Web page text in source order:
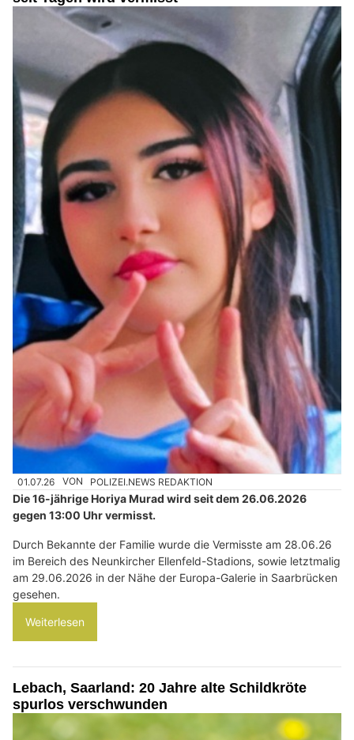
01.07.26 VON POLIZEI.NEWS REDAKTION
Die 16-jährige Horiya Murad wird seit dem 26.06.2026
gegen 13:00 Uhr vermisst.
Durch Bekannte der Familie wurde die Vermisste am 28.06.26
im Bereich des Neunkircher Ellenfeld-Stadions, sowie letztmalig
am 29.06.2026 in der Nähe der Europa-Galerie in Saarbrücken
gesehen.
Weiterlesen
Lebach, Saarland: 20 Jahre alte Schildkröte
spurlos verschwunden